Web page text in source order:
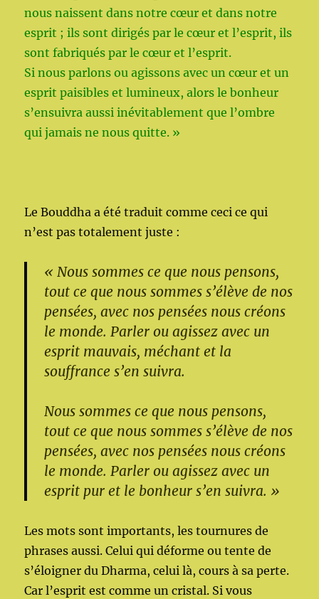
nous naissent dans notre cœur et dans notre
esprit ; ils sont dirigés par le cœur et l’esprit, ils
sont fabriqués par le cœur et l’esprit.
Si nous parlons ou agissons avec un cœur et un
esprit paisibles et lumineux, alors le bonheur
s’ensuivra aussi inévitablement que l’ombre
qui jamais ne nous quitte. »
Le Bouddha a été traduit comme ceci ce qui
n’est pas totalement juste :
« Nous sommes ce que nous pensons,
tout ce que nous sommes s’élève de nos
pensées, avec nos pensées nous créons
le monde. Parler ou agissez avec un
esprit mauvais, méchant et la
souffrance s’en suivra.
Nous sommes ce que nous pensons,
tout ce que nous sommes s’élève de nos
pensées, avec nos pensées nous créons
le monde. Parler ou agissez avec un
esprit pur et le bonheur s’en suivra. »
Les mots sont importants, les tournures de
phrases aussi. Celui qui déforme ou tente de
s’éloigner du Dharma, celui là, cours à sa perte.
Car l’esprit est comme un cristal. Si vous